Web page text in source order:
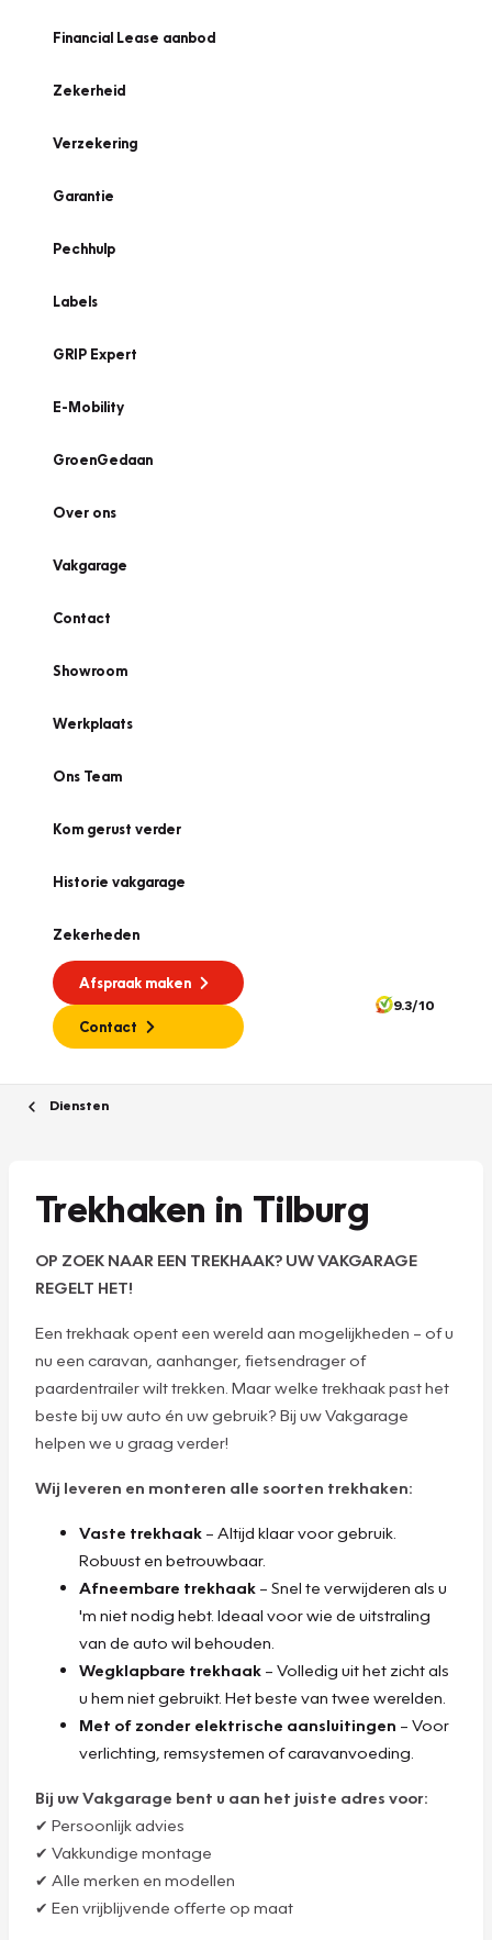
Financial Lease aanbod
Zekerheid
Verzekering
Garantie
Pechhulp
Labels
GRIP Expert
E-Mobility
GroenGedaan
Over ons
Vakgarage
Contact
Showroom
Werkplaats
Ons Team
Kom gerust verder
Historie vakgarage
Zekerheden
Afspraak maken
Contact
9.3/10
Diensten
Trekhaken in Tilburg
OP ZOEK NAAR EEN TREKHAAK? UW VAKGARAGE
REGELT HET!
Een trekhaak opent een wereld aan mogelijkheden – of u
nu een caravan, aanhanger, fietsendrager of
paardentrailer wilt trekken. Maar welke trekhaak past het
beste bij uw auto én uw gebruik? Bij uw Vakgarage
helpen we u graag verder!
Wij leveren en monteren alle soorten trekhaken:
Vaste trekhaak – Altijd klaar voor gebruik.
Robuust en betrouwbaar.
Afneembare trekhaak – Snel te verwijderen als u
'm niet nodig hebt. Ideaal voor wie de uitstraling
van de auto wil behouden.
Wegklapbare trekhaak – Volledig uit het zicht als
u hem niet gebruikt. Het beste van twee werelden.
Met of zonder elektrische aansluitingen – Voor
verlichting, remsystemen of caravanvoeding.
Bij uw Vakgarage bent u aan het juiste adres voor:
✔ Persoonlijk advies
✔ Vakkundige montage
✔ Alle merken en modellen
✔ Een vrijblijvende offerte op maat